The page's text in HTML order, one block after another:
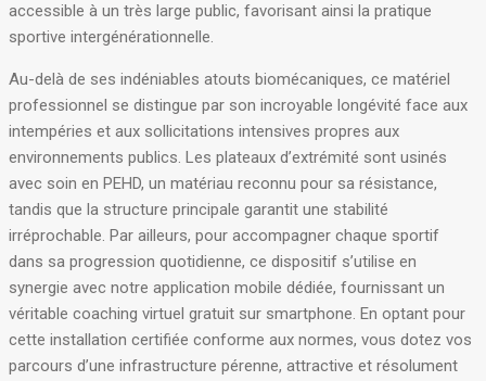
accessible à un très large public, favorisant ainsi la pratique
sportive intergénérationnelle.
Au-delà de ses indéniables atouts biomécaniques, ce matériel
professionnel se distingue par son incroyable longévité face aux
intempéries et aux sollicitations intensives propres aux
environnements publics. Les plateaux d’extrémité sont usinés
avec soin en PEHD, un matériau reconnu pour sa résistance,
tandis que la structure principale garantit une stabilité
irréprochable. Par ailleurs, pour accompagner chaque sportif
dans sa progression quotidienne, ce dispositif s’utilise en
synergie avec notre application mobile dédiée, fournissant un
véritable coaching virtuel gratuit sur smartphone. En optant pour
cette installation certifiée conforme aux normes, vous dotez vos
parcours d’une infrastructure pérenne, attractive et résolument